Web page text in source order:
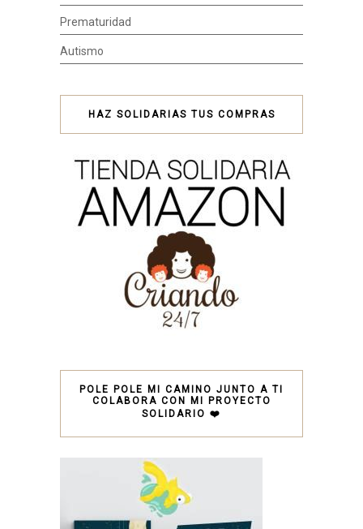
Prematuridad
Autismo
HAZ SOLIDARIAS TUS COMPRAS
POLE POLE MI CAMINO JUNTO A TI
COLABORA CON MI PROYECTO
SOLIDARIO ❤️